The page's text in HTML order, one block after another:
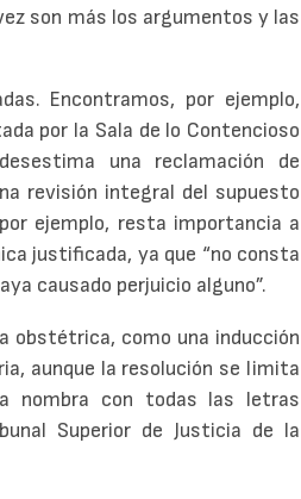
son más los argumentos y las
Encontramos, por ejemplo,
por la Sala de lo Contencioso
una reclamación de
revisión integral del supuesto
ejemplo, resta importancia a
justificada, ya que “no consta
causado perjuicio alguno”.
obstétrica, como una inducción
aunque la resolución se limita
nombra con todas las letras
Superior de Justicia de la